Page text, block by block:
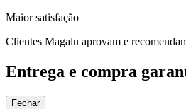
Maior satisfação
Clientes Magalu aprovam e
Entrega e compra
Fechar